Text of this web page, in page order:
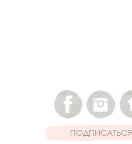
ПОДПИСАТЬСЯ